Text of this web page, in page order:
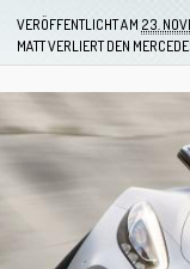
VERÖFFENTLICHT AM 23.
MATT VERLIERT DEN